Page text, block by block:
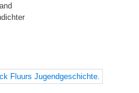
Fluurs Jugendgeschichte.